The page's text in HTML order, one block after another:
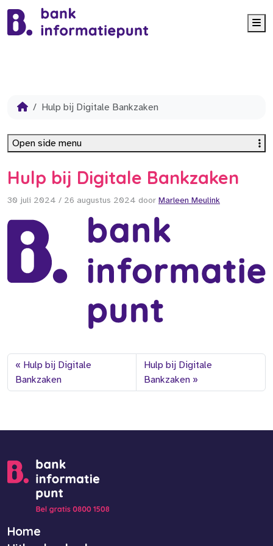
Hulp bij Digitale Bankzaken
Hulp bij Digitale Bankzaken
30 juli 2024 / 26 augustus 2024 door Marleen Meulink
Hulp bij Digitale
Bankzaken
Hulp bij Digitale
Bankzaken
Open side menu
Home